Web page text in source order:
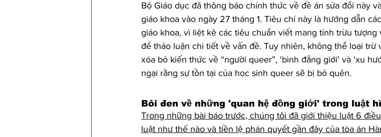
Bộ Giáo dục đã thông báo chính thức về đề án sửa đổi này
giáo khoa vào ngày 27 tháng 1. Tiêu chí này là hướng dẫn
giáo khoa, vì liệt kê các tiêu chuẩn viết mang tính trừu tượng
để thảo luận chi tiết về vấn đề. Tuy nhiên, không thể loại trừ
xóa bỏ kiến thức về “người queer”, 'bình đẳng giới' và 'xu
ngại rằng sự tồn tại của học sinh queer sẽ bị bỏ quên.
Bôi đen về những 'quan hệ đồng giới' trong luật
Trong những bài báo trước, chúng tôi đã giới thiệu luật 6
luật như thế nào và tiền lệ phán quyết gần đây của tòa án